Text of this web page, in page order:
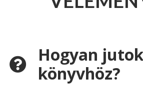
Hogyan
könyvhöz?